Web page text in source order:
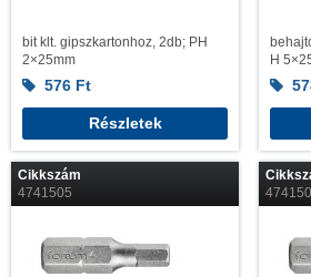
bit klt. gipszkartonhoz, 2db; PH
2×25mm
576 Ft
Részletek
H
Cikkszám
4741505